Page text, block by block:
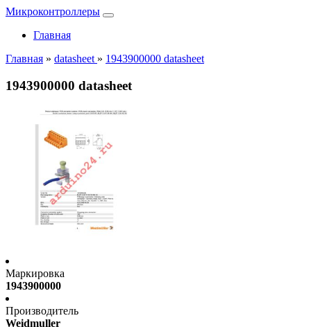
Микроконтроллеры
Главная
Главная » datasheet » 1943900000 datasheet
1943900000 datasheet
Маркировка
1943900000
Производитель
Weidmuller